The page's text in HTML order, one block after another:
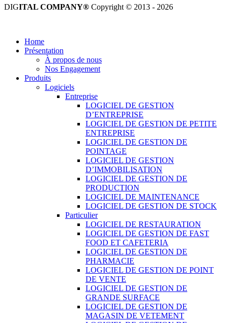
DIGITAL COMPANY® Copyright © 2013 - 2026
Home
Présentation
À propos de nous
Nos Engagement
Produits
Logiciels
Entreprise
LOGICIEL DE GESTION
D’ENTREPRISE
LOGICIEL DE GESTION DE PETITE
ENTREPRISE
LOGICIEL DE GESTION DE
POINTAGE
LOGICIEL DE GESTION
D’IMMOBILISATION
LOGICIEL DE GESTION DE
PRODUCTION
LOGICIEL DE MAINTENANCE
LOGICIEL DE GESTION DE STOCK
Particulier
LOGICIEL DE RESTAURATION
LOGICIEL DE GESTION DE FAST
FOOD ET CAFETERIA
LOGICIEL DE GESTION DE
PHARMACIE
LOGICIEL DE GESTION DE POINT
DE VENTE
LOGICIEL DE GESTION DE
GRANDE SURFACE
LOGICIEL DE GESTION DE
MAGASIN DE VETEMENT